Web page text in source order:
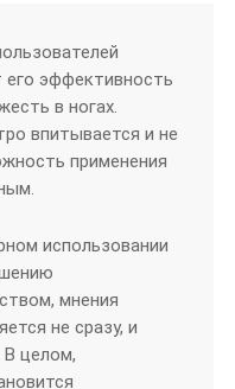
его эффективность
в ногах.
впитывается и не
применения
использовании
мнения
не сразу, и
В целом,